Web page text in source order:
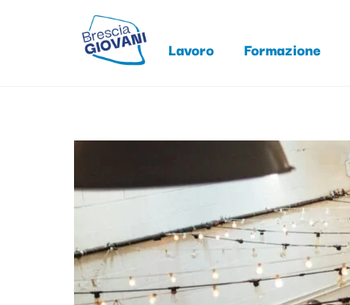
Lavoro Formazione